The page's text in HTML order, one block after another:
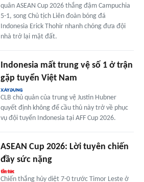
quân ASEAN Cup 2026 thắng đậm Campuchia
5-1, song Chủ tịch Liên đoàn bóng đá
Indonesia Erick Thohir nhanh chóng đưa đội
nhà trở lại mặt đất.
Indonesia mất trung vệ số 1 ở trận
gặp tuyển Việt Nam
CLB chủ quản của trung vệ Justin Hubner
quyết định không để cầu thủ này trở về phục
vụ đội tuyển Indonesia tại AFF Cup 2026.
ASEAN Cup 2026: Lời tuyên chiến
đầy sức nặng
Chiến thắng hủy diệt 7-0 trước Timor Leste ở